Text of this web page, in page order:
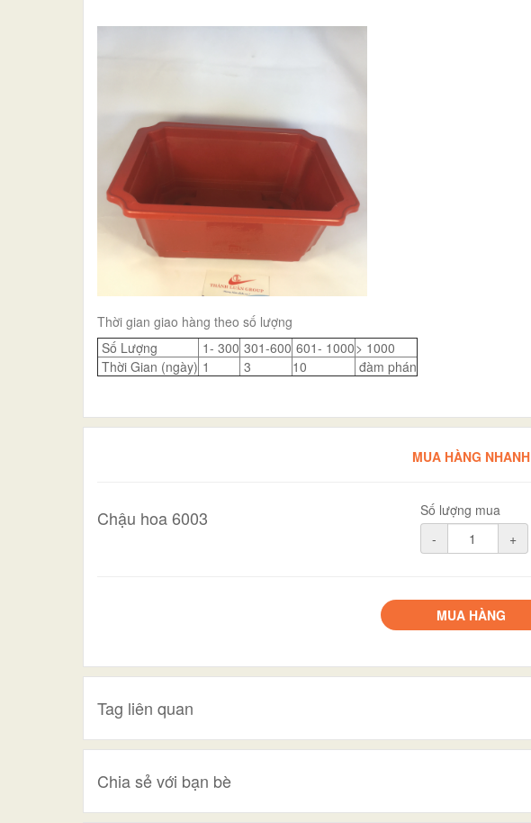
Thời gian giao hàng theo số lượng
Số Lượng
1- 300 301-600 601- 1000> 1000
Thời Gian (ngày) 1 3 10 đàm phán
MUA HÀNG NHANH
Chậu hoa 6003
Số lượng mua
-
+
MUA HÀNG
Tag liên quan
Chia sẻ với bạn bè